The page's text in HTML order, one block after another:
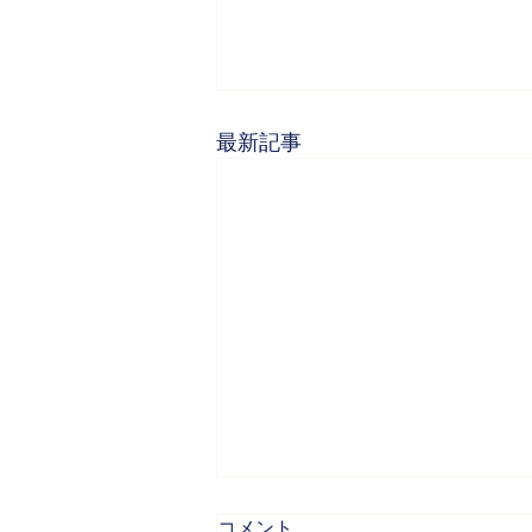
最新記事
お盆明けの帰宅電車スタイル
コメント